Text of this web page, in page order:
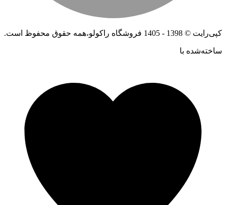
کپی‌رایت © 1398 - 1405 فروشگاه راکولو،همه حقوق محفوظ است.
ساخته‌شده ‌با